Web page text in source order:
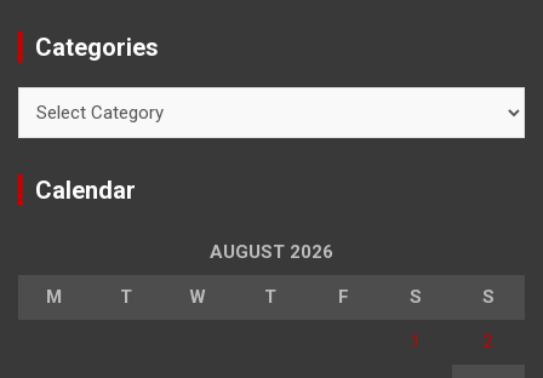
Categories
Calendar
AUGUST 2026
M T W T F S S
1 2